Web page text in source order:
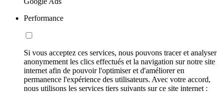
Performance
Si vous acceptez ces services, nous pouvons tracer et analyser
anonymement les clics effectués et la navigation sur notre site
internet afin de pouvoir l'optimiser et d'améliorer en
permanence l'expérience des utilisateurs. Avec votre accord,
nous utilisons les services tiers suivants sur ce site internet :